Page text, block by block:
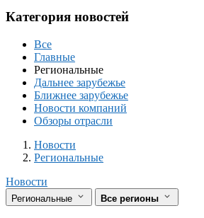
Категория новостей
Все
Главные
Региональные
Дальнее зарубежье
Ближнее зарубежье
Новости компаний
Обзоры отрасли
Новости
Разделы
Новости
Региональные
Новости
Региональные Все регионы